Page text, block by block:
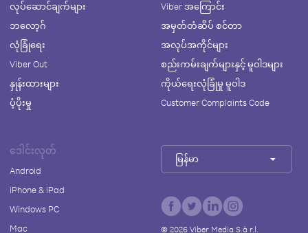
လုပ်ဆောင်ချက်များ
ဘလော့ဂ်
လုံခြုံရေး
Viber Out
နှုန်းထားများ
ပံ့ပိုးမှု
Viber အကြောင်း
အမှတ်တံဆိပ် စင်တာ
အလုပ်အကိုင်များ
စည်းကမ်းချက်များနှင့် မူဝါဒများ
ကိုယ်ရေးလုံခြုံမှု မူဝါဒ
Customer Complaints Code
ဒေါင်းလုတ်
Android
iPhone & iPad
Windows PC
Mac
မြန်မာ
© 2026Viber Media S.à r.l.